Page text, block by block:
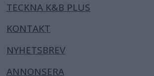
TECKNA K&B PLUS
KONTAKT
NYHETSBREV
ANNONSERA